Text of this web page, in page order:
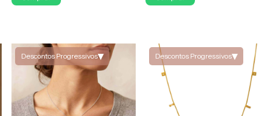
Descontos Progressivos▾ Descontos Progressivos▾